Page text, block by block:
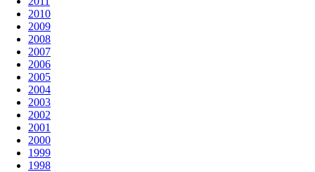
2010
2009
2008
2007
2006
2005
2004
2003
2002
2001
2000
1999
1998